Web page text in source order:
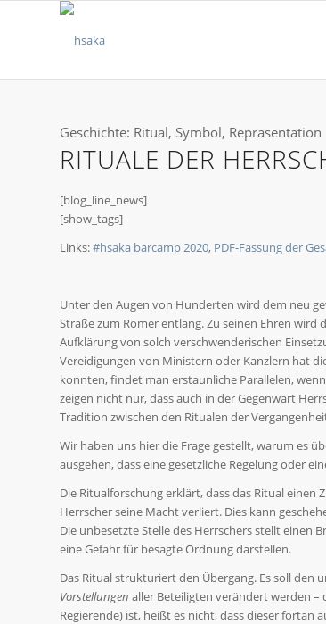
Geschichte: Ritual, Symbol, Repräsentation
RITUALE DER
[blog_line_news]
[show_tags]
Links:#hsaka barcamp 2020, PDF-Fassung der
Unter den Augen von Hunderten wird dem neu
Straße zum Römer entlang. Zu seinen Ehren
Aufklärung von solch verschwenderischen
Vereidigungen von Ministern oder Kanzlern hat
konnten, findet man erstaunliche Parallelen,
zeigen nicht nur, dass auch in der Gegenwart
Tradition zwischen den Ritualen der
Wir haben uns hier die Frage gestellt, warum es
ausgehen, dass eine gesetzliche Regelung oder
Die Ritualforschung erklärt, dass das Ritual
Herrscher seine Macht verliert. Dies kann
Die unbesetzte Stelle des Herrschers stellt einen
eine Gefahr für besagte Ordnung darstellen.
Das Ritual strukturiert den Übergang. Es soll den
Vorstellungen aller Beteiligten verändert werden
Regierende) ist, heißt es nicht, dass dieser